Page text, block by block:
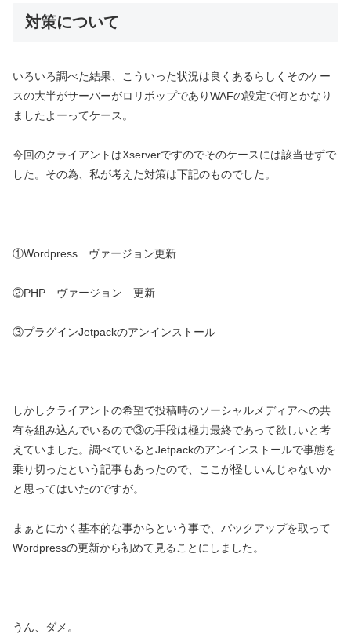
対策について
いろいろ調べた結果、こういった状況は良くあるらしくそのケー
スの大半がサーバーがロリポップでありWAFの設定で何とかなり
ましたよーってケース。
今回のクライアントはXserverですのでそのケースには該当せずで
した。その為、私が考えた対策は下記のものでした。
①Wordpress ヴァージョン更新
②PHP ヴァージョン 更新
③プラグインJetpackのアンインストール
しかしクライアントの希望で投稿時のソーシャルメディアへの共
有を組み込んでいるので③の手段は極力最終であって欲しいと考
えていました。調べているとJetpackのアンインストールで事態を
乗り切ったという記事もあったので、ここが怪しいんじゃないか
と思ってはいたのですが。
まぁとにかく基本的な事からという事で、バックアップを取って
Wordpressの更新から初めて見ることにしました。
うん、ダメ。